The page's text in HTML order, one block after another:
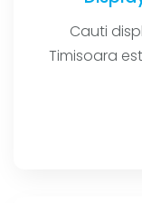
Cauti
Timisoara